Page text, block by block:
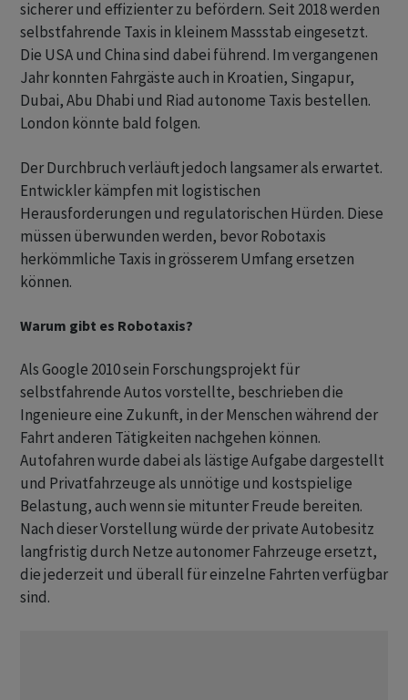
sicherer und effizienter zu befördern. Seit 2018 werden
selbstfahrende Taxis in kleinem Massstab eingesetzt.
Die USA und China sind dabei führend. Im vergangenen
Jahr konnten Fahrgäste auch in Kroatien, Singapur,
Dubai, Abu Dhabi und Riad autonome Taxis bestellen.
London könnte bald folgen.
Der Durchbruch verläuft jedoch langsamer als erwartet.
Entwickler kämpfen mit logistischen
Herausforderungen und regulatorischen Hürden. Diese
müssen überwunden werden, bevor Robotaxis
herkömmliche Taxis in grösserem Umfang ersetzen
können.
Warum gibt es Robotaxis?
Als Google 2010 sein Forschungsprojekt für
selbstfahrende Autos vorstellte, beschrieben die
Ingenieure eine Zukunft, in der Menschen während der
Fahrt anderen Tätigkeiten nachgehen können.
Autofahren wurde dabei als lästige Aufgabe dargestellt
und Privatfahrzeuge als unnötige und kostspielige
Belastung, auch wenn sie mitunter Freude bereiten.
Nach dieser Vorstellung würde der private Autobesitz
langfristig durch Netze autonomer Fahrzeuge ersetzt,
die jederzeit und überall für einzelne Fahrten verfügbar
sind.